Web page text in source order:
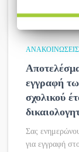
εγγραφή
σχολικού
Σας
για εγγραφή